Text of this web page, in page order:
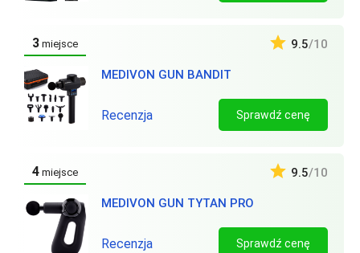
3 miejsce
MEDIVON GUN BANDIT
9.5/10
Recenzja Sprawdź cenę
4 miejsce
MEDIVON GUN TYTAN PRO
9.5/10
Recenzja Sprawdź cenę